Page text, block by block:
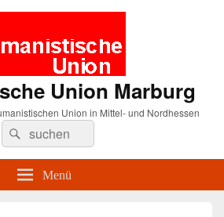
Union Marburg
Union in Mittel- und Nordhessen
Suche
nach:
Suchen
Menü